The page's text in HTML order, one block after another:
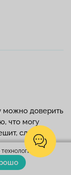
можно доверить
что могу
слушает,
мне
хожу именно